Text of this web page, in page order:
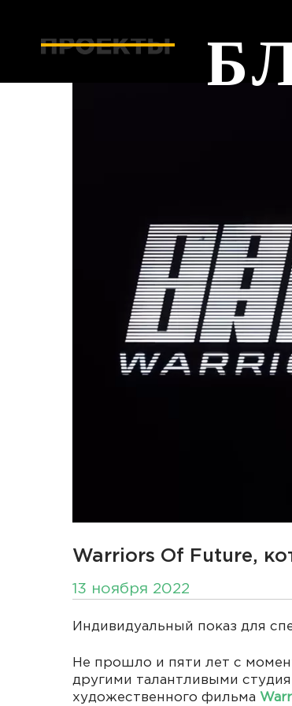
Warriors Of Future,
13 ноября 2022
Индивидуальный показ для
Не прошло и пяти лет с
другими талантливыми
художественного фильма